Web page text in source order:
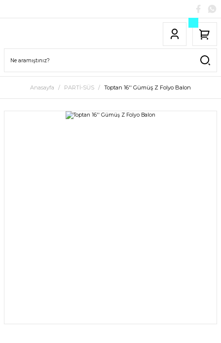
Anasayfa PARTİ-SÜS Toptan 16'' Gümüş Z Folyo Balon